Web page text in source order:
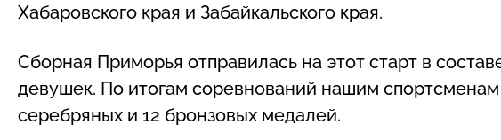
Хабаровского края и Забайкальского края.
Сборная Приморья отправилась на этот старт в
девушек. По итогам соревнований нашим спортсменам
серебряных и 12 бронзовых медалей.